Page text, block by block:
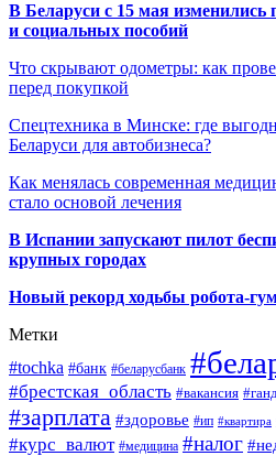
В Беларуси с 15 мая изменились
и социальных пособий
Что скрывают одометры: как
перед покупкой
Спецтехника в Минске: где
Беларуси для автобизнеса?
Как менялась современная
стало основой лечения
В Испании запускают пилот
крупных городах
Новый рекорд ходьбы робота-
Метки
#tochka #банк #беларусбанк
#брестская_область #вакансия
#зарплата #здоровье #ип #квартира
#курс_валют #медицина #налог